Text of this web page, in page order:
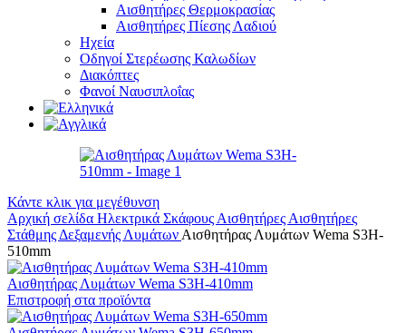
Αισθητήρες Θερμοκρασίας
Αισθητήρες Πίεσης Λαδιού
Ηχεία
Οδηγοί Στερέωσης Καλωδίων
Διακόπτες
Φανοί Ναυσιπλοΐας
Κάντε κλικ για μεγέθυνση
Αρχική σελίδα Ηλεκτρικά Σκάφους Αισθητήρες Αισθητήρες
Στάθμης Δεξαμενής Λυμάτων Αισθητήρας Λυμάτων Wema S3H-
510mm
Αισθητήρας Λυμάτων Wema S3H-410mm
Επιστροφή στα προϊόντα